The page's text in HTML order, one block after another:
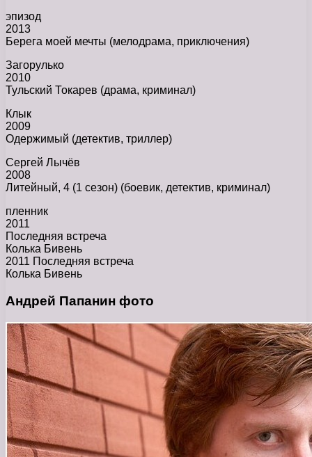
эпизод
2013
Берега моей мечты (мелодрама, приключения)
Загорулько
2010
Тульский Токарев (драма, криминал)
Клык
2009
Одержимый (детектив, триллер)
Сергей Лычёв
2008
Литейный, 4 (1 сезон) (боевик, детектив, криминал)
пленник
2011
Последняя встреча
Колька Бивень
2011 Последняя встреча
Колька Бивень
Андрей Папанин фото